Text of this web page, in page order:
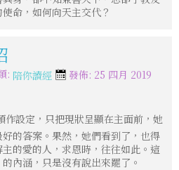
命，如何向天主交代？
: 陪你讀經
發佈: 25 四月 2019
作設定，只把現狀呈顯在主面前，她
的答案。果然，她們看到了，也得
的愛的人，求恩時，往往如此。這
內涵，只是沒有說出來罷了。